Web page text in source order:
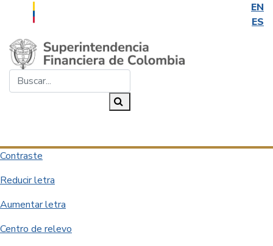
EN
ES
Saltar al contenido principal
Contraste
Reducir letra
Aumentar letra
Centro de relevo